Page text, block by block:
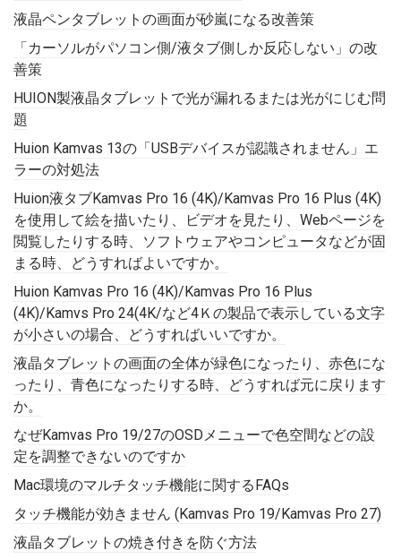
液晶ペンタブレットの画面が砂嵐になる改善策
「カーソルがパソコン側/液タブ側しか反応しない」の改
善策
HUION製液晶タブレットで光が漏れるまたは光がにじむ問
題
Huion Kamvas 13の「USBデバイスが認識されません」エ
ラーの対処法
Huion液タブKamvas Pro 16 (4K)/Kamvas Pro 16 Plus (4K)
を使用して絵を描いたり、ビデオを見たり、Webページを
閲覧したりする時、ソフトウェアやコンピュータなどが固
まる時、どうすればよいですか。
Huion Kamvas Pro 16 (4K)/Kamvas Pro 16 Plus
(4K)/Kamvs Pro 24(4K/など4Ｋの製品で表示している文字
が小さいの場合、どうすればいいですか。
液晶タブレットの画面の全体が緑色になったり、赤色にな
ったり、青色になったりする時、どうすれば元に戻ります
か。
なぜKamvas Pro 19/27のOSDメニューで色空間などの設
定を調整できないのですか
Mac環境のマルチタッチ機能に関するFAQs
タッチ機能が効きません (Kamvas Pro 19/Kamvas Pro 27)
液晶タブレットの焼き付きを防ぐ方法